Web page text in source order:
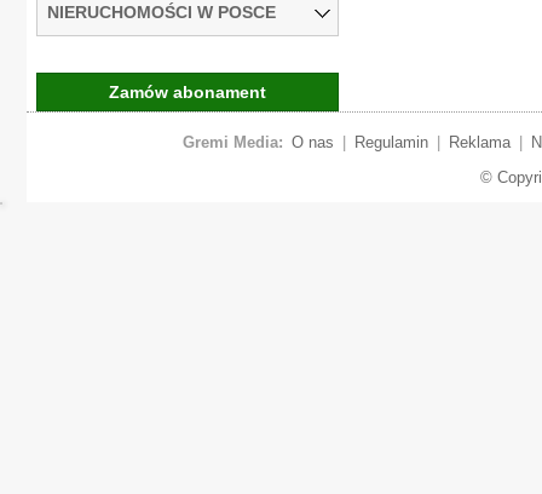
NIERUCHOMOŚCI W POSCE
Zamów abonament
Gremi Media: O nas Regulamin Reklama
©